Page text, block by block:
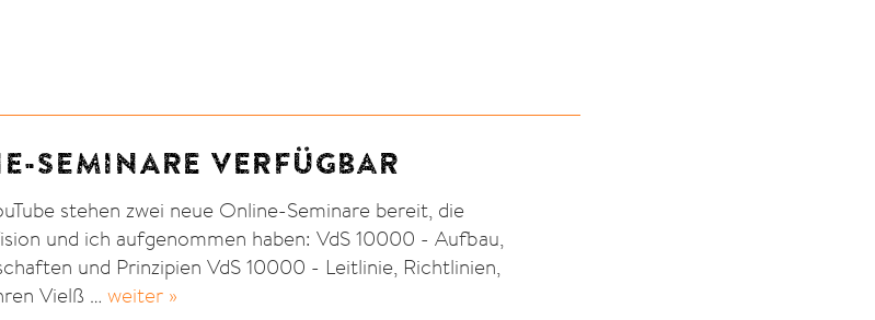
SEMINARE VERFÜGBAR
stehen zwei neue Online-Seminare bereit, die
und ich aufgenommen haben: VdS 10000 - Aufbau,
und Prinzipien VdS 10000 - Leitlinie, Richtlinien,
Vielß …weiter »